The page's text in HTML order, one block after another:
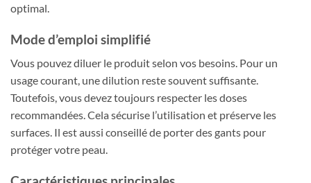
optimal.
Mode d’emploi simplifié
Vous pouvez diluer le produit selon vos besoins. Pour un
usage courant, une dilution reste souvent suffisante.
Toutefois, vous devez toujours respecter les doses
recommandées. Cela sécurise l’utilisation et préserve les
surfaces. Il est aussi conseillé de porter des gants pour
protéger votre peau.